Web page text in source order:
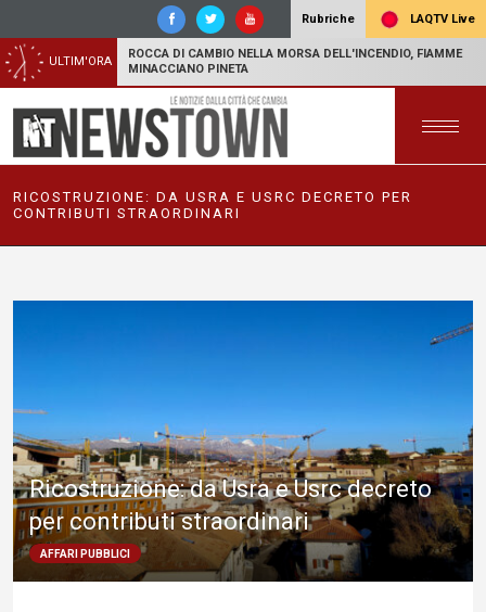
Rubriche LAQTV Live
ULTIM'ORA
ROCCA DI CAMBIO NELLA MORSA DELL'INCENDIO, FIAMME
MINACCIANO PINETA
RICOSTRUZIONE: DA USRA E USRC DECRETO PER
CONTRIBUTI STRAORDINARI
Ricostruzione: da Usra e Usrc decreto
per contributi straordinari
AFFARI PUBBLICI